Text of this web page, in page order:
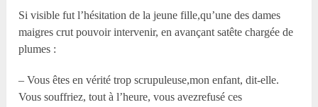
Si visible fut l’hésitation de la jeune fille,qu’une des dames
maigres crut pouvoir intervenir, en avançant satête chargée de
plumes :
– Vous êtes en vérité trop scrupuleuse,mon enfant, dit-elle.
Vous souffriez, tout à l’heure, vous avezrefusé ces